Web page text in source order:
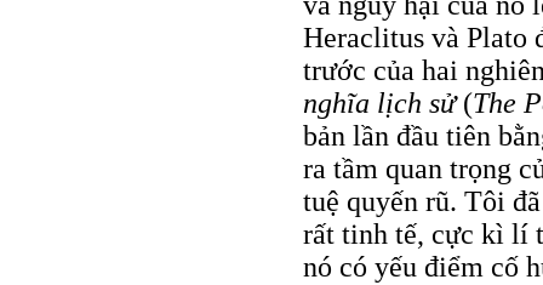
Heraclitus và Plato
trước của hai
nghĩa lịch sử(The
bản lần đầu tiên
ra tầm quan trọng
tuệ quyến rũ. Tôi
rất tinh tế, cực kì lí
nó có yếu điểm cố